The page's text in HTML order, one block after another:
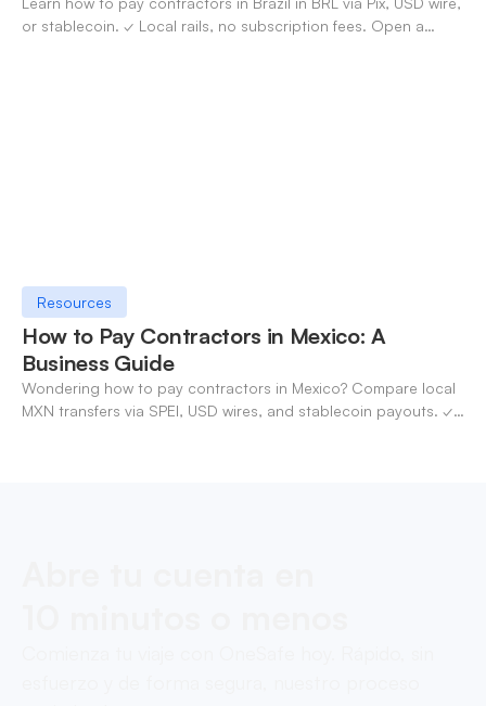
or stablecoin. ✓ Local rails, no subscription fees. Open a
Resources
How to Pay Contractors in Mexico: A
Business Guide
Wondering how to pay contractors in Mexico? Compare local
MXN transfers via SPEI, USD wires, and stablecoin payouts. ✓